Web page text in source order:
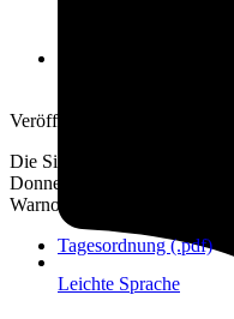
Leichte Sprache
Veröffentlicht am: 16.
Die Sitzung des
Donnerstag,
um
Warnow-West, Schulweg 1
Tagesordnung (.pdf)